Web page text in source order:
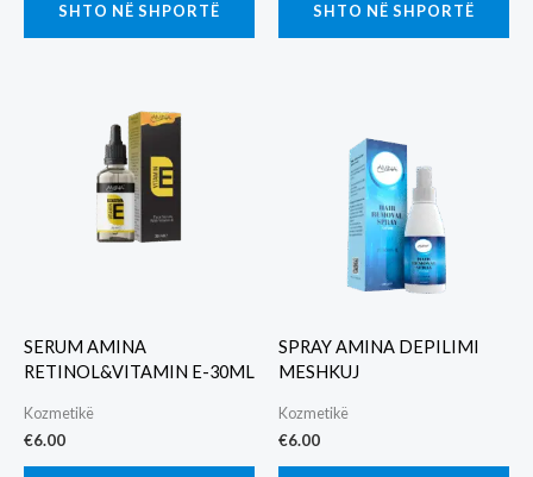
SHTO NË SHPORTË SHTO NË SHPORTË
SERUM AMINA
RETINOL&VITAMIN E-30ML
Kozmetikë
€6.00
SPRAY AMINA DEPILIMI
MESHKUJ
Kozmetikë
€6.00